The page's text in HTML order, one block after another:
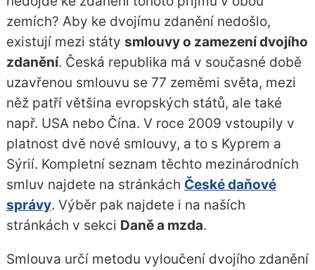
zemích? Aby ke dvojímu zdanění nedošlo,
existují mezi státy smlouvy o zamezení dvojího
zdanění. Česká republika má v současné době
uzavřenou smlouvu se 77 zeměmi světa, mezi
něž patří většina evropských států, ale také
např. USA nebo Čína. V roce 2009 vstoupily v
platnost dvě nové smlouvy, a to s Kyprem a
Sýrií. Kompletní seznam těchto mezinárodních
smluv najdete na stránkách České daňové
správy. Výběr pak najdete i na naších
stránkách v sekci Daně a mzda.
Smlouva určí metodu vyloučení dvojího zdanění